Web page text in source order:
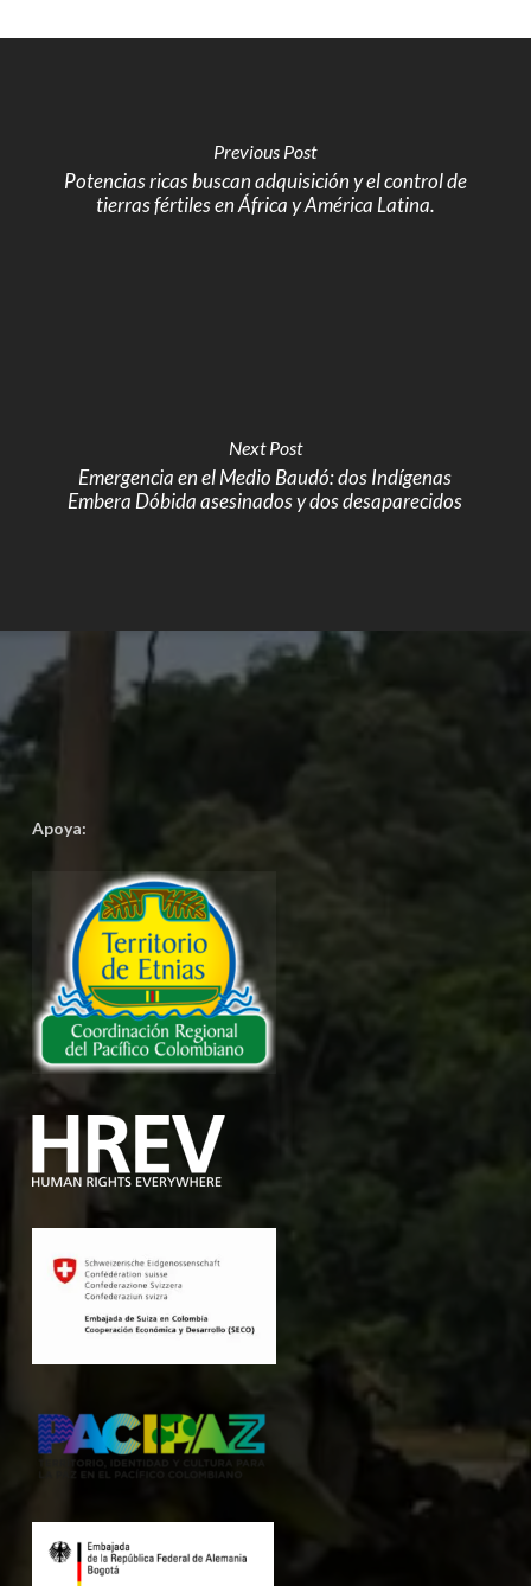
Previous Post
Potencias ricas buscan adquisición y el control de
tierras fértiles en África y América Latina.
Next Post
Emergencia en el Medio Baudó: dos Indígenas
Embera Dóbida asesinados y dos desaparecidos
Apoya: